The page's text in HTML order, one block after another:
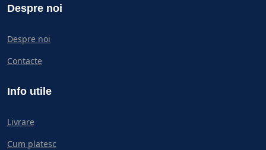
Despre noi
Despre noi
Contacte
Info utile
Livrare
Cum platesc